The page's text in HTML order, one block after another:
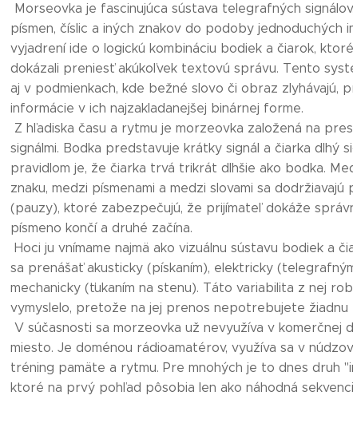
Morseovka je fascinujúca sústava telegrafných
písmen, číslic a iných znakov do podoby jednoduchých
vyjadrení ide o logickú kombináciu bodiek a čiarok,
dokázali preniesť akúkoľvek textovú správu. Tento
aj v podmienkach, kde bežné slovo či obraz zlyhávajú,
informácie v ich najzakladanejšej binárnej forme.
Z hľadiska času a rytmu je morzeovka založená na
signálmi. Bodka predstavuje krátky signál a čiarka dlhý
pravidlom je, že čiarka trvá trikrát dlhšie ako bodka.
znaku, medzi písmenami a medzi slovami sa
(pauzy), ktoré zabezpečujú, že prijímateľ dokáže
písmeno končí a druhé začína.
Hoci ju vnímame najmä ako vizuálnu sústavu bodiek a
sa prenášať akusticky (pískaním), elektricky
mechanicky (ťukaním na stenu). Táto variabilita z nej
vymyslelo, pretože na jej prenos nepotrebujete
V súčasnosti sa morzeovka už nevyužíva v komerčnej
miesto. Je doménou rádioamatérov, využíva sa v
tréning pamäte a rytmu. Pre mnohých je to dnes druh
ktoré na prvý pohľad pôsobia len ako náhodná